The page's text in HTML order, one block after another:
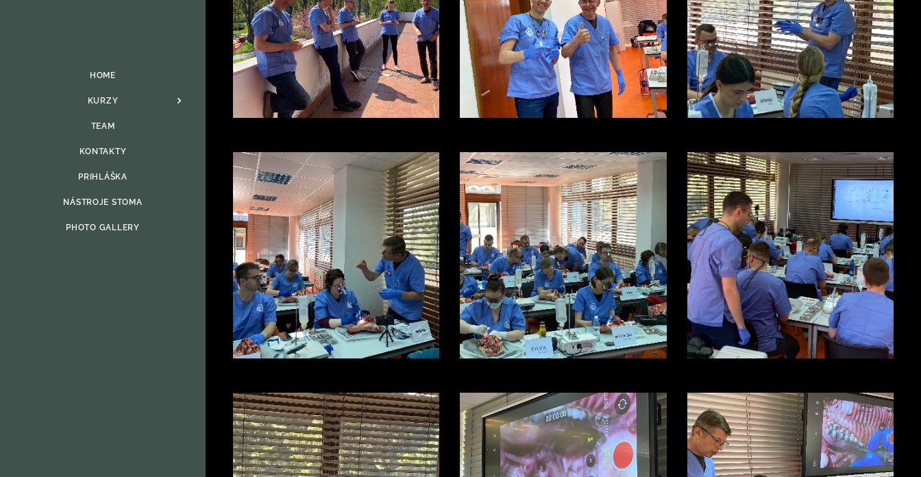
HOME
KURZY
TEAM
KONTAKTY
PRIHLÁŠKA
NÁSTROJE STOMA
PHOTO GALLERY